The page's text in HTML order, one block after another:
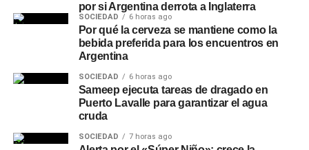
por si Argentina derrota a Inglaterra
SOCIEDAD 6 horas ago
Por qué la cerveza se mantiene como la
bebida preferida para los encuentros en
Argentina
SOCIEDAD 6 horas ago
Sameep ejecuta tareas de dragado en
Puerto Lavalle para garantizar el agua
cruda
SOCIEDAD 7 horas ago